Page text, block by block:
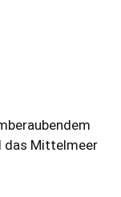
das Mittelmeer